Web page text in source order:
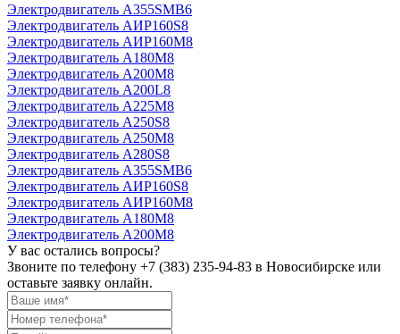
Электродвигатель А355SМВ6
Электродвигатель АИР160S8
Электродвигатель АИР160М8
Электродвигатель А180М8
Электродвигатель А200М8
Электродвигатель А200L8
Электродвигатель А225М8
Электродвигатель А250S8
Электродвигатель А250М8
Электродвигатель А280S8
Электродвигатель А355SМВ6
Электродвигатель АИР160S8
Электродвигатель АИР160М8
Электродвигатель А180М8
Электродвигатель А200М8
У вас остались вопросы?
Звоните по телефону +7 (383) 235-94-83 в Новосибирске или
оставьте заявку онлайн.